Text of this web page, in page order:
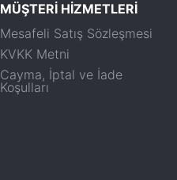
MÜŞTERİ HİZMETLERİ
Mesafeli Satış Sözleşmesi
KVKK Metni
Cayma, İptal ve İade
Koşulları